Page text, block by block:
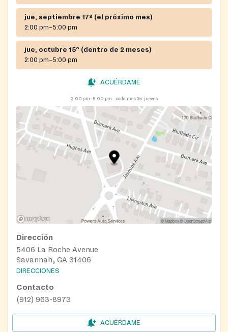
jue, septiembre 17º (el próximo mes)
2:00 pm–5:00 pm
jue, octubre 15º (dentro de 2 meses)
2:00 pm–5:00 pm
ACUÉRDAME
2:00 pm–5:00 pm cada mes 3er jueves
Dirección
5406 La Roche Avenue
Savannah, GA 31406
DIRECCIONES
Contacto
(912) 963-8973
ACUÉRDAME